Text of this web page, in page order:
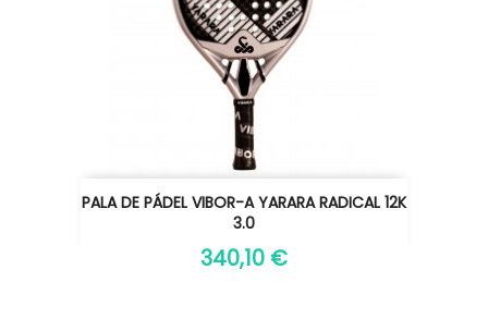
PALA DE PÁDEL VIBOR-A YARARA RADICAL 12K
3.0
340,10 €